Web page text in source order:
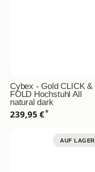
Cybex - Gold CLICK &
FOLD Hochstuhl All
natural dark
239,95 €*
AUF LAGER